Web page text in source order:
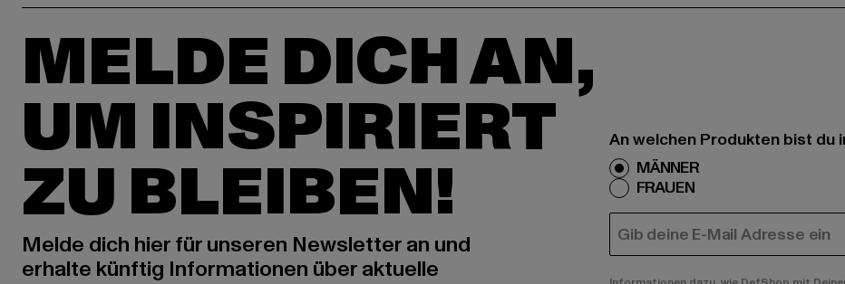
MELDE DICH AN,
UM INSPIRIERT
ZU BLEIBEN!
Melde dich hier für unseren Newsletter an und
erhalte künftig Informationen über aktuelle
An welchen Produkten bist du
MÄNNER
FRAUEN
E-MAIL